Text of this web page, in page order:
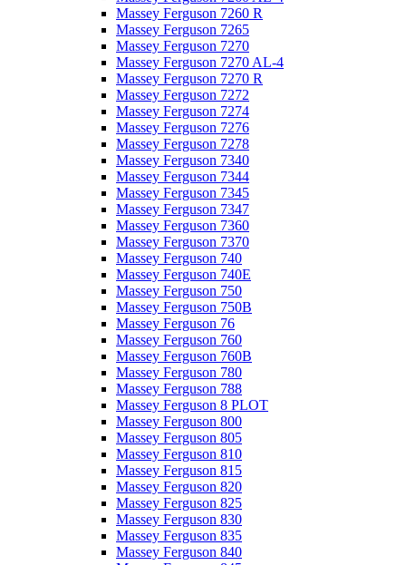
Massey Ferguson 7260 R
Massey Ferguson 7265
Massey Ferguson 7270
Massey Ferguson 7270 AL-4
Massey Ferguson 7270 R
Massey Ferguson 7272
Massey Ferguson 7274
Massey Ferguson 7276
Massey Ferguson 7278
Massey Ferguson 7340
Massey Ferguson 7344
Massey Ferguson 7345
Massey Ferguson 7347
Massey Ferguson 7360
Massey Ferguson 7370
Massey Ferguson 740
Massey Ferguson 740E
Massey Ferguson 750
Massey Ferguson 750B
Massey Ferguson 76
Massey Ferguson 760
Massey Ferguson 760B
Massey Ferguson 780
Massey Ferguson 788
Massey Ferguson 8 PLOT
Massey Ferguson 800
Massey Ferguson 805
Massey Ferguson 810
Massey Ferguson 815
Massey Ferguson 820
Massey Ferguson 825
Massey Ferguson 830
Massey Ferguson 835
Massey Ferguson 840